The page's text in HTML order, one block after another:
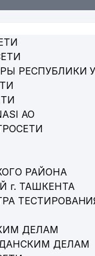
РАЙОНА
РЕСПУБЛИКИ
АО
РАЙОНА
г. ТАШКЕНТА
ДЕЛАМ
ДЕЛАМ